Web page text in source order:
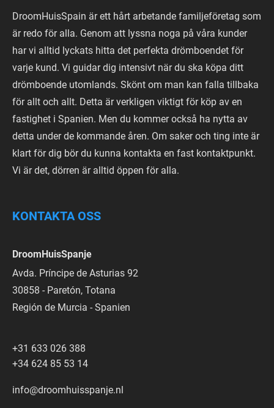
DroomHuisSpain är ett hårt arbetande familjeföretag som
är redo för alla. Genom att lyssna noga på våra kunder
har vi alltid lyckats hitta det perfekta drömboendet för
varje kund. Vi guidar dig intensivt när du ska köpa ditt
drömboende utomlands. Skönt om man kan falla tillbaka
för allt och allt. Detta är verkligen viktigt för köp av en
fastighet i Spanien. Men du kommer också ha nytta av
detta under de kommande åren. Om saker och ting inte är
klart för dig bör du kunna kontakta en fast kontaktpunkt.
Vi är det, dörren är alltid öppen för alla.
KONTAKTA OSS
DroomHuisSpanje
Avda. Príncipe de Asturias 92
30858 - Paretón, Totana
Región de Murcia - Spanien
+31 633 026 388
+34 624 85 53 14
info@droomhuisspanje.nl